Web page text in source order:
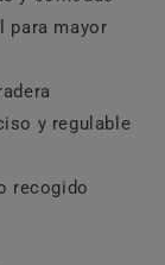
para mayor
y regulable
recogido